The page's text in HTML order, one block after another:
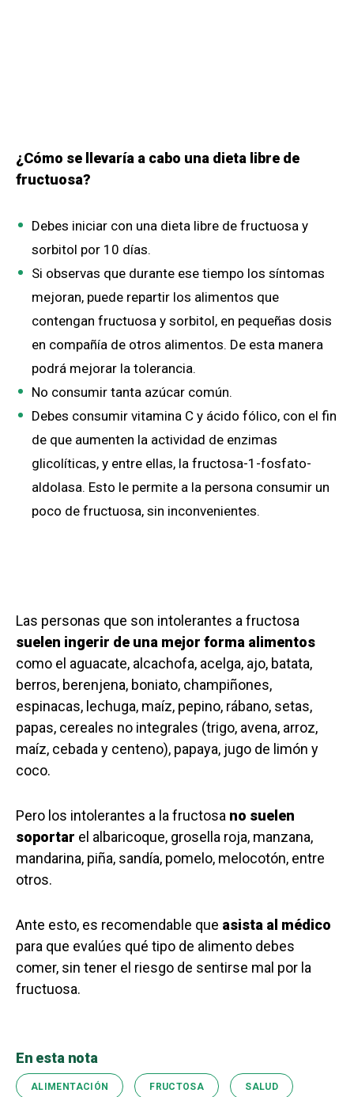
¿Cómo se llevaría a cabo una dieta libre de
fructuosa?
Debes iniciar con una dieta libre de fructuosa y
sorbitol por 10 días.
Si observas que durante ese tiempo los síntomas
mejoran, puede repartir los alimentos que
contengan fructuosa y sorbitol, en pequeñas dosis
en compañía de otros alimentos. De esta manera
podrá mejorar la tolerancia.
No consumir tanta azúcar común.
Debes consumir vitamina C y ácido fólico, con el fin
de que aumenten la actividad de enzimas
glicolíticas, y entre ellas, la fructosa-1-fosfato-
aldolasa. Esto le permite a la persona consumir un
poco de fructuosa, sin inconvenientes.
Las personas que son intolerantes a fructosa
suelen ingerir de una mejor forma alimentos
como el aguacate, alcachofa, acelga, ajo, batata,
berros, berenjena, boniato, champiñones,
espinacas, lechuga, maíz, pepino, rábano, setas,
papas, cereales no integrales (trigo, avena, arroz,
maíz, cebada y centeno), papaya, jugo de limón y
coco.
Pero los intolerantes a la fructosa no suelen
soportar el albaricoque, grosella roja, manzana,
mandarina, piña, sandía, pomelo, melocotón, entre
otros.
Ante esto, es recomendable que asista al médico
para que evalúes qué tipo de alimento debes
comer, sin tener el riesgo de sentirse mal por la
fructuosa.
En esta nota
ALIMENTACIÓN FRUCTOSA SALUD